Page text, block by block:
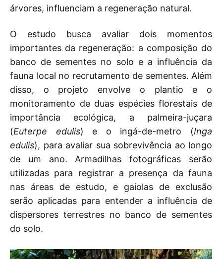
árvores, influenciam a regeneração natural.
O estudo busca avaliar dois momentos
importantes da regeneração: a composição do
banco de sementes no solo e a influência da
fauna local no recrutamento de sementes. Além
disso, o projeto envolve o plantio e o
monitoramento de duas espécies florestais de
importância ecológica, a palmeira-juçara
(Euterpe edulis) e o ingá-de-metro (Inga
edulis), para avaliar sua sobrevivência ao longo
de um ano. Armadilhas fotográficas serão
utilizadas para registrar a presença da fauna
nas áreas de estudo, e gaiolas de exclusão
serão aplicadas para entender a influência de
dispersores terrestres no banco de sementes
do solo.